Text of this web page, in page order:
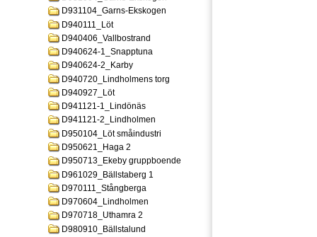
D931104_Garns-Ekskogen
D940111_Löt
D940406_Vallbostrand
D940624-1_Snapptuna
D940624-2_Karby
D940720_Lindholmens torg
D940927_Löt
D941121-1_Lindönäs
D941121-2_Lindholmen
D950104_Löt småindustri
D950621_Haga 2
D950713_Ekeby gruppboende
D961029_Bällstaberg 1
D970111_Stångberga
D970604_Lindholmen
D970718_Uthamra 2
D980910_Bällstalund